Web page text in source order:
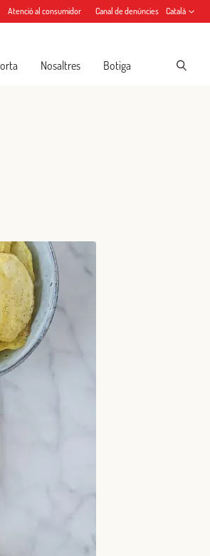
Atenció al consumidor Canal de denúncies Català
Nosaltres Botiga